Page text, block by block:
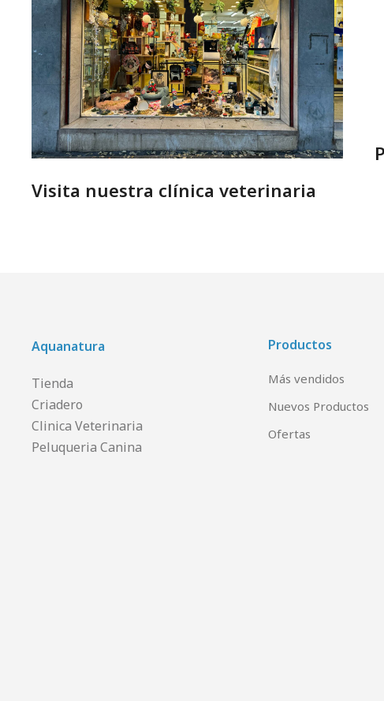
Visita nuestra clínica veterinaria
Aquanatura
Tienda
Criadero
Clinica Veterinaria
Peluqueria Canina
Productos
Más vendidos
Nuevos Productos
Ofertas